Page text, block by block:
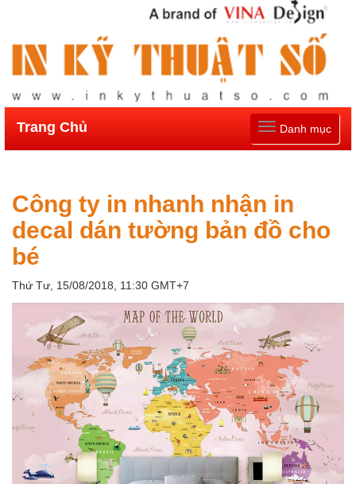
Toggle
navigation
Danh mục
Trang Chủ
Công ty in nhanh nhận in
decal dán tường bản đồ cho
bé
Thứ Tư, 15/08/2018, 11:30 GMT+7